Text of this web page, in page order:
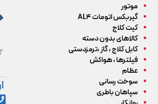
موتور
گیربکس اتومات AL4
کیت کلاج
کالاهای بدون دسته
کابل کلاج ، گاز ،ترمزدستی
فیلترها ، هواکش
عظام
سوخت رسانی
سپاهان باطری